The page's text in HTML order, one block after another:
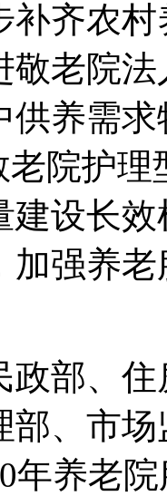
补齐农
敬老院
供养需
老院护
建设长
加强养
政部、
部、市
年养老